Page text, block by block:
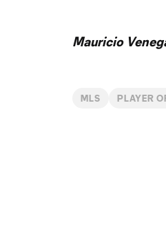
Mauricio
MLS PLAYER